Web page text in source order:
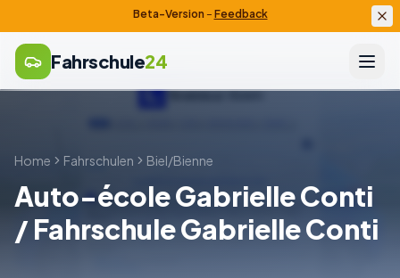
Beta-Version – Feedback
Fahrschule24
Home Fahrschulen Biel/Bienne
Auto-école Gabrielle Conti
/ Fahrschule Gabrielle Conti